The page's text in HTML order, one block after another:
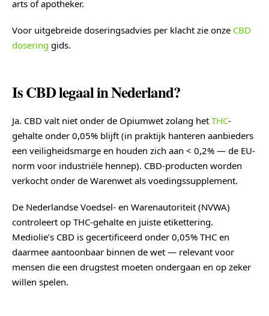
arts of apotheker.
Voor uitgebreide doseringsadvies per klacht zie onze CBD
dosering gids.
Is CBD legaal in Nederland?
Ja. CBD valt niet onder de Opiumwet zolang het THC-
gehalte onder 0,05% blijft (in praktijk hanteren aanbieders
een veiligheidsmarge en houden zich aan < 0,2% — de EU-
norm voor industriële hennep). CBD-producten worden
verkocht onder de Warenwet als voedingssupplement.
De Nederlandse Voedsel- en Warenautoriteit (NVWA)
controleert op THC-gehalte en juiste etikettering.
Mediolie’s CBD is gecertificeerd onder 0,05% THC en
daarmee aantoonbaar binnen de wet — relevant voor
mensen die een drugstest moeten ondergaan en op zeker
willen spelen.